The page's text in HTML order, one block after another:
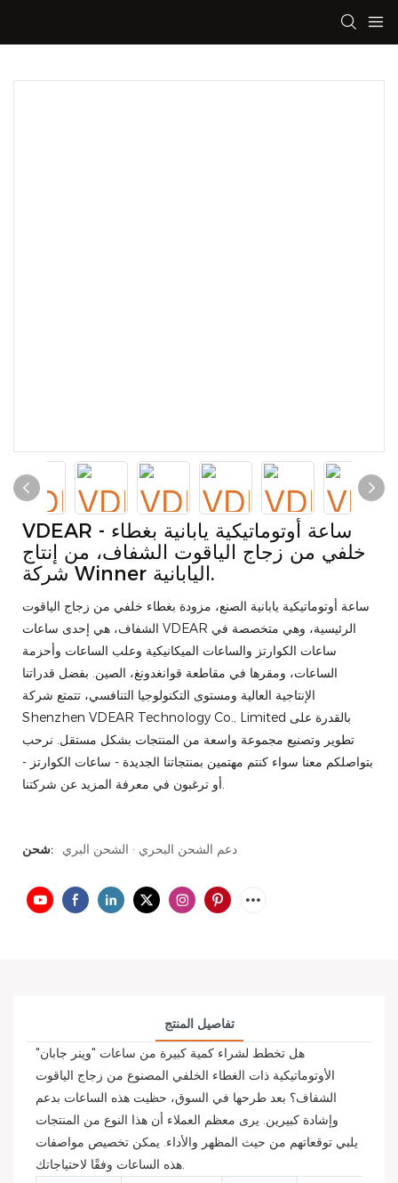
VDEAR - ساعة أوتوماتيكية يابانية بغطاء
خلفي من زجاج الياقوت الشفاف، من إنتاج
شركة Winner اليابانية.
ساعة أوتوماتيكية يابانية الصنع، مزودة بغطاء خلفي من زجاج الياقوت
الشفاف، هي إحدى ساعات VDEAR الرئيسية، وهي متخصصة في
ساعات الكوارتز والساعات الميكانيكية وعلب الساعات وأحزمة
الساعات، ومقرها في مقاطعة قوانغدونغ، الصين. بفضل قدراتنا
الإنتاجية العالية ومستوى التكنولوجيا التنافسي، تتمتع شركة
Shenzhen VDEAR Technology Co., Limited بالقدرة على
تطوير وتصنيع مجموعة واسعة من المنتجات بشكل مستقل. نرحب
بتواصلكم معنا سواء كنتم مهتمين بمنتجاتنا الجديدة - ساعات الكوارتز -
أو ترغبون في معرفة المزيد عن شركتنا.
شحن: دعم الشحن البحري · الشحن البري
تفاصيل المنتج
هل تخطط لشراء كمية كبيرة من ساعات "وينر جابان"
الأوتوماتيكية ذات الغطاء الخلفي المصنوع من زجاج الياقوت
الشفاف؟ بعد طرحها في السوق، حظيت هذه الساعات بدعم
وإشادة كبيرين. يرى معظم العملاء أن هذا النوع من المنتجات
يلبي توقعاتهم من حيث المظهر والأداء. يمكن تخصيص مواصفات
هذه الساعات وفقًا لاحتياجاتك.